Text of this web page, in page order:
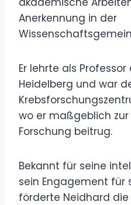
Anerkennung in der
Er lehrte als
Heidelberg und war
wo er maßgeblich
Forschung beitrug.
Bekannt für seine
sein Engagement für
förderte Neidhard die